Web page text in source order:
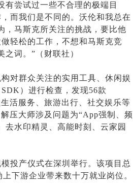
有尝试过一些不合理的极端目
而我们是不同的。沃伦和我总在
马斯克所关注的挑战，要比他
轻松的工作，不想和马斯克竞
词。”（财联社）
对群众关注的实用工具、休闲娱
）进行检查，发现56款
活服务、旅游出行、社交娱乐等
压大师涉及问题为“App强制、频
去水印精灵、高能时刻、云家园
投产仪式在深圳举行。该项目总
下游企业带来数十万就业岗位。